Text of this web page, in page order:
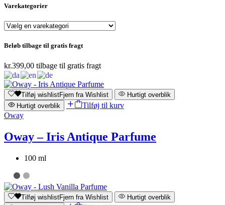
Varekategorier
Beløb tilbage til gratis fragt
kr.399,00 tilbage til gratis fragt
Tilføj wishlistFjern fra Wishlist
Hurtigt overblik
Hurtigt overblik
Tilføj til kurv
Oway
Oway – Iris Antique Parfume
100 ml
Tilføj wishlistFjern fra Wishlist
Hurtigt overblik